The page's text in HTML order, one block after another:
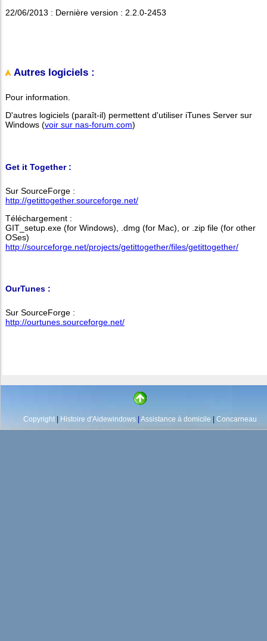
22/06/2013 : Dernière version : 2.2.0-2453
Autres logiciels :
Pour information.
D'autres logiciels (paraît-il) permettent d'utiliser iTunes Server sur
Windows (voir sur nas-forum.com)
Get it Together :
Sur SourceForge :
http://getittogether.sourceforge.net/
Téléchargement :
GIT_setup.exe (for Windows), .dmg (for Mac), or .zip file (for other
OSes)
http://sourceforge.net/projects/getittogether/files/getittogether/
OurTunes :
Sur SourceForge :
http://ourtunes.sourceforge.net/
Copyright | Histoire d'Aidewindows | Assistance à domicile | Concarneau